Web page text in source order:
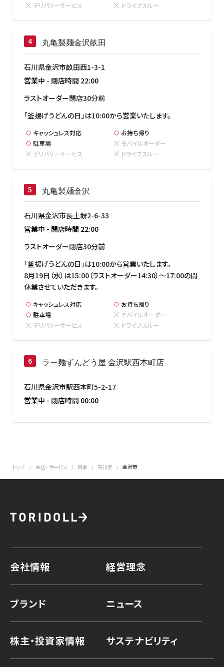
デリバリーサービス
ドライブスルー
丸亀製麺金沢畝田
石川県金沢市畝田西1-3-1
営業中 - 閉店時間 22:00
ラストオーダー閉店30分前
「釜揚げうどんの日」は10:00から営業いたします。
キャッシュレス対応
お持ち帰り
駐車場
モバイルオーダー
デリバリーサービス
ドライブスルー
丸亀製麺金沢
石川県金沢市長土塀2-6-33
営業中 - 閉店時間 22:00
ラストオーダー閉店30分前
「釜揚げうどんの日」は10:00から営業いたします。
8月19日（水）は15:00（ラストオーダー14:30）～17:00の間
休業させていただきます。
キャッシュレス対応
お持ち帰り
駐車場
モバイルオーダー
デリバリーサービス
ドライブスルー
ラー麺ずんどう屋 金沢駅西本町店
石川県金沢市駅西本町5-2-17
営業中 - 閉店時間 00:00
トップ お店・ サービス 日本 石川県 金沢市
会社情報 経営理念
ブランド ニュース
株主・投資家情報 サステナビリティ